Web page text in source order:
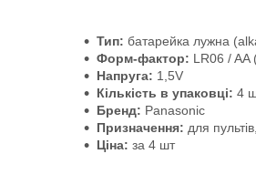
Тип: батарейка лужна
Форм-фактор: LR06 / AA
Напруга: 1,5V
Кількість в упаковці: 4
Бренд: Panasonic
Призначення: для
Ціна: за 4 шт